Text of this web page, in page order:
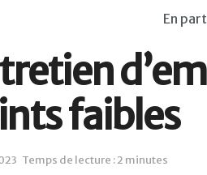
En
faibles
Temps de lecture : 2 minutes